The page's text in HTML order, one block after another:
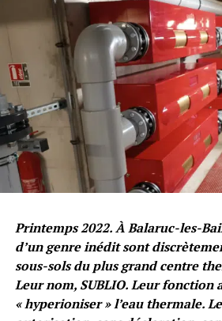
Printemps 2022. À Balaruc-les-
d’un genre inédit sont
sous-sols du plus grand centre
Leur nom, SUBLIO. Leur fonction
« hyperioniser » l’eau thermale.